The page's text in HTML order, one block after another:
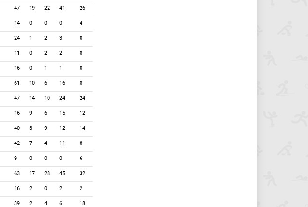
47 19 22 41 26
14 0 0 0 4
24 1 2 3 0
11 0 2 2 8
16 0 1 1 0
61 10 6 16 8
47 14 10 24 24
16 9 6 15 12
40 3 9 12 14
42 7 4 11 8
9 0 0 0 6
63 17 28 45 32
16 2 0 2 2
39 2 4 6 18